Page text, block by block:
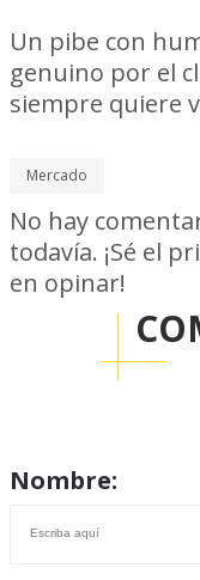
Un pibe con
genuino por el
siempre quiere
Mercado
Nombre:
No hay
todavía. ¡Sé el
en opinar!